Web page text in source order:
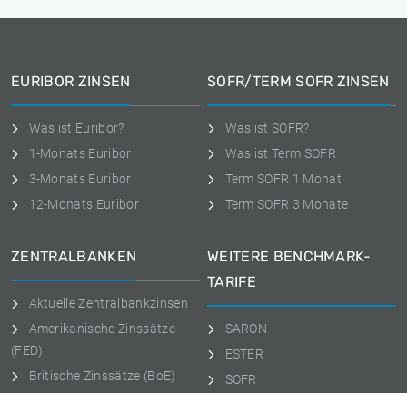
EURIBOR ZINSEN
Was ist Euribor?
1-Monats Euribor
3-Monats Euribor
12-Monats Euribor
SOFR/TERM SOFR ZINSEN
Was ist SOFR?
Was ist Term SOFR
Term SOFR 1 Monat
Term SOFR 3 Monate
ZENTRALBANKEN
Aktuelle Zentralbankzinsen
Amerikanische Zinssätze
(FED)
Britische Zinssätze (BoE)
WEITERE BENCHMARK-
TARIFE
SARON
ESTER
SOFR